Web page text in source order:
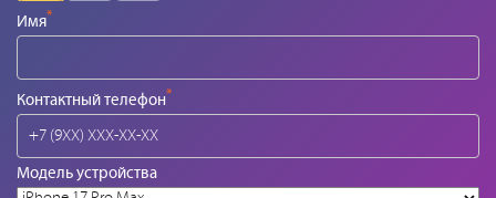
Имя*
Контактный телефон*
Модель устройства